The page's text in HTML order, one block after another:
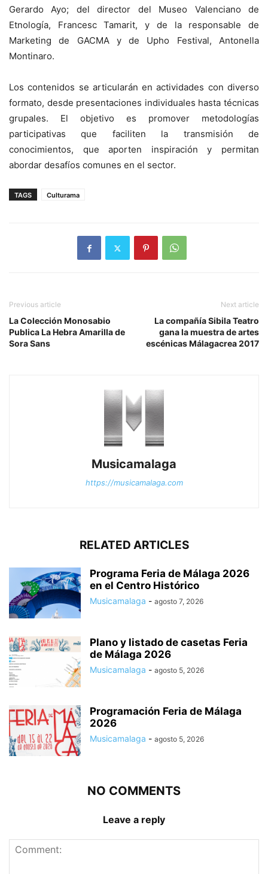
Gerardo Ayo; del director del Museo Valenciano de
Etnología, Francesc Tamarit, y de la responsable de
Marketing de GACMA y de Upho Festival, Antonella
Montinaro.
Los contenidos se articularán en actividades con diverso
formato, desde presentaciones individuales hasta técnicas
grupales. El objetivo es promover metodologías
participativas que faciliten la transmisión de
conocimientos, que aporten inspiración y permitan
abordar desafíos comunes en el sector.
TAGS Culturama
Previous article
La Colección Monosabio
Publica La Hebra Amarilla de
Sora Sans
Next article
La compañía Sibila Teatro
gana la muestra de artes
escénicas Málagacrea 2017
Musicamalaga
https://musicamalaga.com
RELATED ARTICLES
Programa Feria de Málaga 2026
en el Centro Histórico
Musicamalaga - agosto 7, 2026
Plano y listado de casetas Feria
de Málaga 2026
Musicamalaga - agosto 5, 2026
Programación Feria de Málaga
2026
Musicamalaga - agosto 5, 2026
NO COMMENTS
Leave a reply